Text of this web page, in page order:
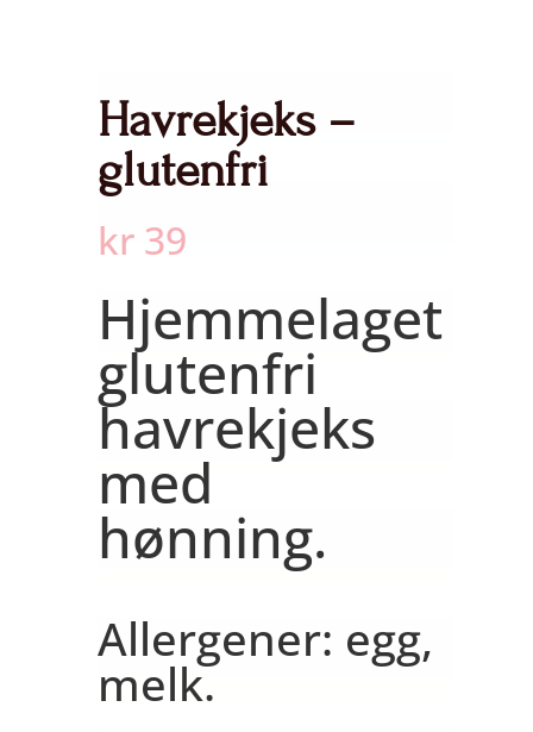
Havrekjeks –
glutenfri
kr 39
Hjemmelaget
glutenfri
havrekjeks
med
hønning.
Allergener: egg,
melk.